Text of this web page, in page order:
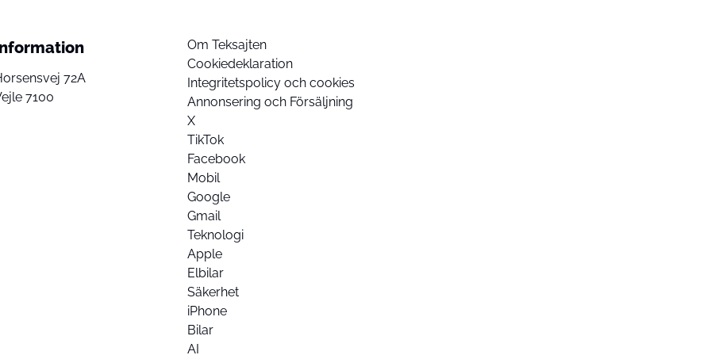
72A
7100
Om Teksajten
Cookiedeklaration
Integritetspolicy och cookies
Annonsering och Försäljning
X
TikTok
Facebook
Mobil
Google
Gmail
Teknologi
Apple
Elbilar
Säkerhet
iPhone
Bilar
AI